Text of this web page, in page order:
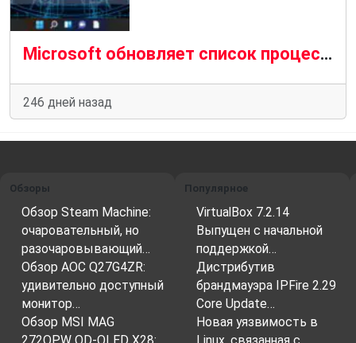
Microsoft обновляет список процессоров, совместимых с Windows 11
246 дней назад
Обзоры
Обзор Steam Machine:
очаровательный, но
разочаровывающий…
Обзор AOC Q27G4ZR:
удивительно доступный
монитор…
Обзор MSI MAG
Популярное
VirtualBox 7.2.14
Выпущен с начальной
поддержкой…
Дистрибутив
брандмауэра IPFire 2.29
Core Update…
Новая уязвимость в